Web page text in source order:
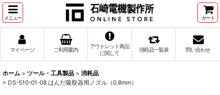
メニュー カート
マイページ ご利用案内
アウトレット商品
に関して
消耗品一覧表 問い合わせ
ホーム > ツール・工具製品 > 消耗品
> DS-510-01-08 はんだ吸取器用ノズル（0.8mm）